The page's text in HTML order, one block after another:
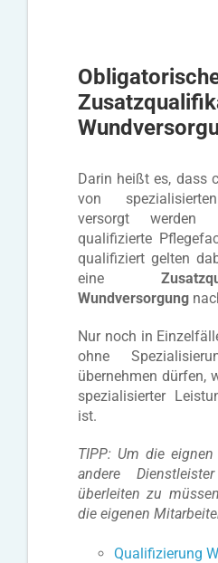
Darin heißt es, dass
von
versorgt werden
qualifizierte
qualifiziert gelten
eine
Wundversorgung
Nur noch in
ohne
übernehmen dürfen,
spezialisierter
ist.
TIPP: Um die
andere
überleiten zu
die eigenen
Qualifizierung